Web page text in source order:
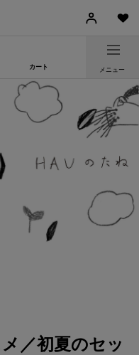
カート メニュー
／初夏のセッ